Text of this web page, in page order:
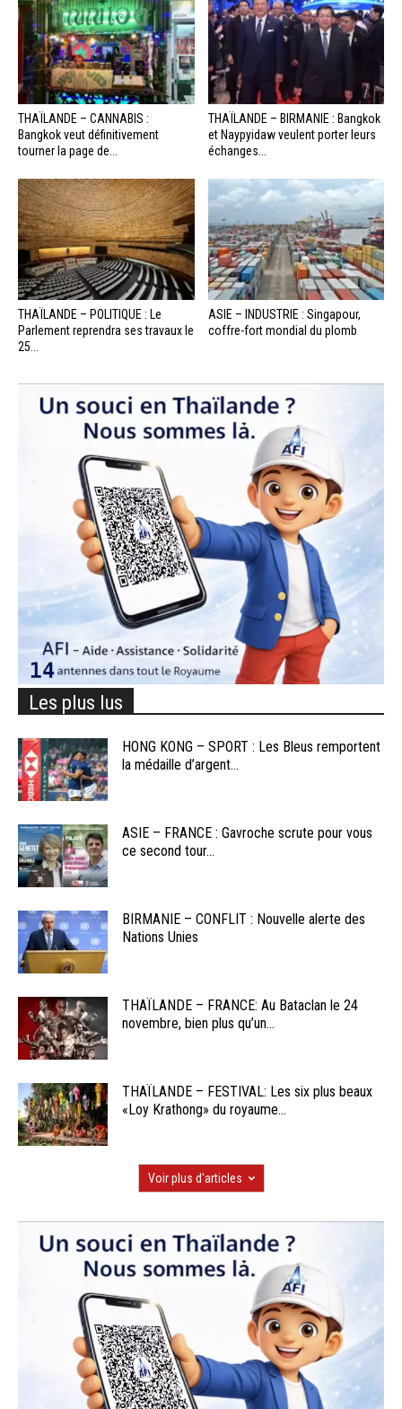
THAÏLANDE – CANNABIS :
Bangkok veut définitivement
tourner la page de...
THAÏLANDE – BIRMANIE : Bangkok
et Naypyidaw veulent porter leurs
échanges...
THAÏLANDE – POLITIQUE : Le
Parlement reprendra ses travaux le
25...
ASIE – INDUSTRIE : Singapour,
coffre-fort mondial du plomb
Les plus lus
HONG KONG – SPORT : Les Bleus remportent
la médaille d’argent...
ASIE – FRANCE : Gavroche scrute pour vous
ce second tour...
BIRMANIE – CONFLIT : Nouvelle alerte des
Nations Unies
THAÏLANDE – FRANCE: Au Bataclan le 24
novembre, bien plus qu’un...
THAÏLANDE – FESTIVAL: Les six plus beaux
«Loy Krathong» du royaume...
Voir plus d'articles